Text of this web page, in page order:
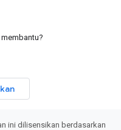
ini dilisensikan berdasarkan